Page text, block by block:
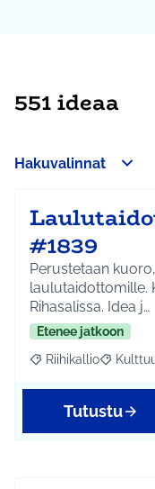
551 ideaa
Hakuvalinnat
#1839
Perustetaan
laulutaidottomille.
Rihasalissa. Idea j…
Etenee jatkoon
Rajaa tulokset
Riihikallio Rajaa
Tutustu